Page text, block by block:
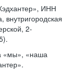
ИНН
2-
«мы», «наша